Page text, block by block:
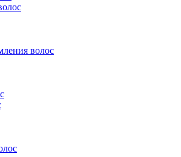
волос